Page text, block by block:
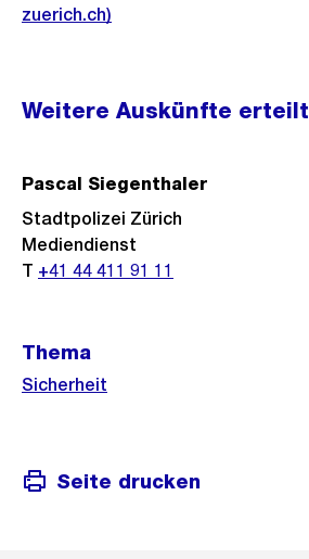
zuerich.ch)
Weitere
Informationen
Weitere Auskünfte erteilt
Pascal Siegenthaler
Stadtpolizei Zürich
Mediendienst
T +41 44 411 91 11
Thema
Sicherheit
Seite drucken